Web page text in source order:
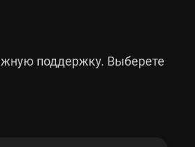
поддержку. Выберете